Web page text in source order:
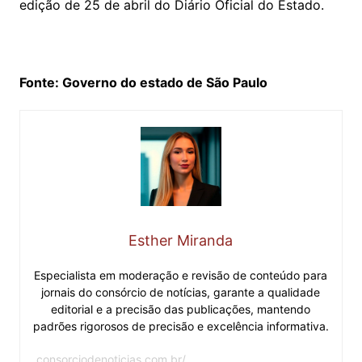
edição de 25 de abril do Diário Oficial do Estado.
Fonte: Governo do estado de São Paulo
Esther Miranda
Especialista em moderação e revisão de conteúdo para
jornais do consórcio de notícias, garante a qualidade
editorial e a precisão das publicações, mantendo
padrões rigorosos de precisão e excelência informativa.